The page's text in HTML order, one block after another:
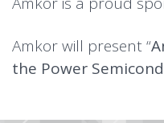
Amkor will present “
the Power